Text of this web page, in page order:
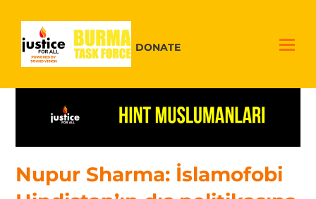
DONATE
Nupur Sharma: İslamofobi